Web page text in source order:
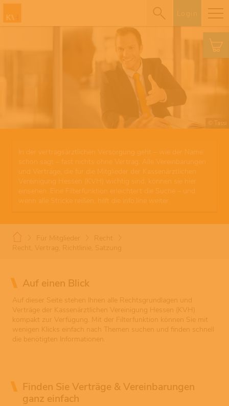
Login
© Tassi
In der vertragsärztlichen Versorgung geht – wie der Name
schon sagt – fast nichts ohne Vertrag. Alle Vereinbarungen
und Verträge, die für die Mitglieder der Kassenärztlichen
Vereinigung Hessen (KVH) wichtig sind, können sie hier
einsehen. Eine Filterfunktion erleichtert die Suche – und
wenn alle Stricke reißen, hilft die info.line weiter.
Für Mitglieder
Recht
Recht, Vertrag, Richtlinie, Satzung
Auf einen Blick
Auf dieser Seite stehen Ihnen alle Rechtsgrundlagen und
Verträge der Kassenärztlichen Vereinigung Hessen (KVH)
kompakt zur Verfügung. Mit der Filterfunktion können Sie mit
wenigen Klicks einfach nach Themen suchen und finden schnell
die benötigten Informationen.
Finden Sie Verträge & Vereinbarungen
ganz einfach